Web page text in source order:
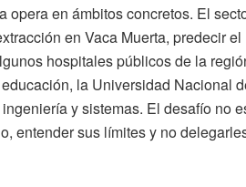
opera en ámbitos concretos. El
en Vaca Muerta, predecir
hospitales públicos de la
la Universidad Nacional
y sistemas. El desafío no
entender sus límites y no